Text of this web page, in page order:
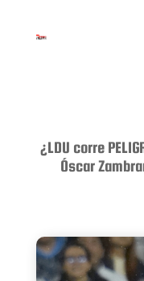
¿LDU corre
Óscar